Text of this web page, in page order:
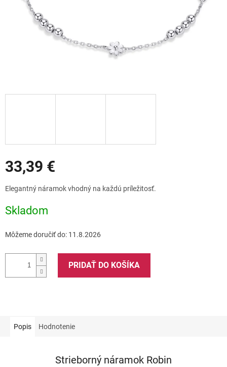
33,39 €
cena:
Elegantný náramok vhodný na každú príležitosť.
Skladom
Môžeme doručiť do: 11.8.2026
PRIDAŤ DO KOŠÍKA
Popis Hodnotenie
Strieborný náramok Robin